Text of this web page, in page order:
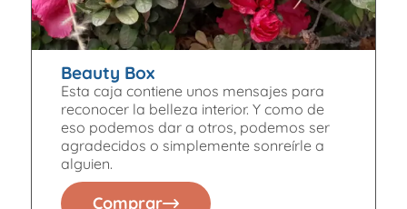
Beauty Box
Esta caja contiene unos mensajes para
reconocer la belleza interior. Y como de
eso podemos dar a otros, podemos ser
agradecidos o simplemente sonreírle a
alguien.
Comprar